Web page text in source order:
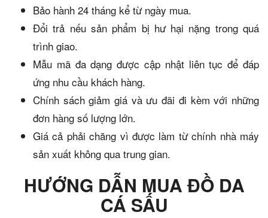
Bảo hành 24 tháng kể từ ngày mua.
Đổi trả nếu sản phẩm bị hư hại nặng trong quá
trình giao.
Mẫu mã đa dạng được cập nhật liên tục để đáp
ứng nhu cầu khách hàng.
Chính sách giảm giá và ưu đãi đi kèm với những
đơn hàng số lượng lớn.
Giá cả phải chăng vì được làm từ chính nhà máy
sản xuất không qua trung gian.
HƯỚNG DẪN MUA ĐỒ DA
CÁ SẤU